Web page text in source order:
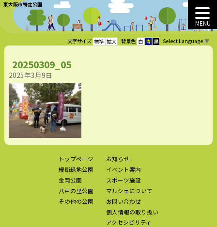
東大阪市特定公園
MENU
文字サイズ 標準 拡大 背景色 白 青 黒 Select Language ▼
20250309_05
2025年3月9日
トップページ
緩衝緑地公園
金岡公園
八戸の里公園
その他の公園
お知らせ
イベント案内
スポーツ施設
マルシェについて
お問い合わせ
個人情報の取り扱い
アクセシビリティ